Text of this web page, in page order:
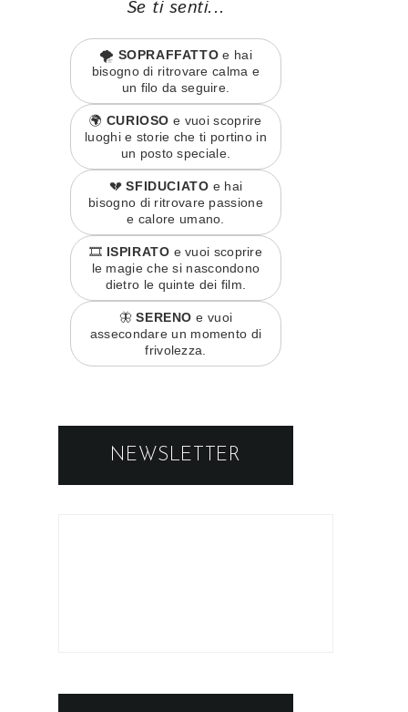
Se ti senti...
🌪️ SOPRAFFATTO e hai
bisogno di ritrovare calma e
un filo da seguire.
🌍 CURIOSO e vuoi scoprire
luoghi e storie che ti portino in
un posto speciale.
💔SFIDUCIATO e hai
bisogno di ritrovare passione
e calore umano.
🎞️ ISPIRATO e vuoi scoprire
le magie che si nascondono
dietro le quinte dei film.
🦋SERENO e vuoi
assecondare un momento di
frivolezza.
NEWSLETTER